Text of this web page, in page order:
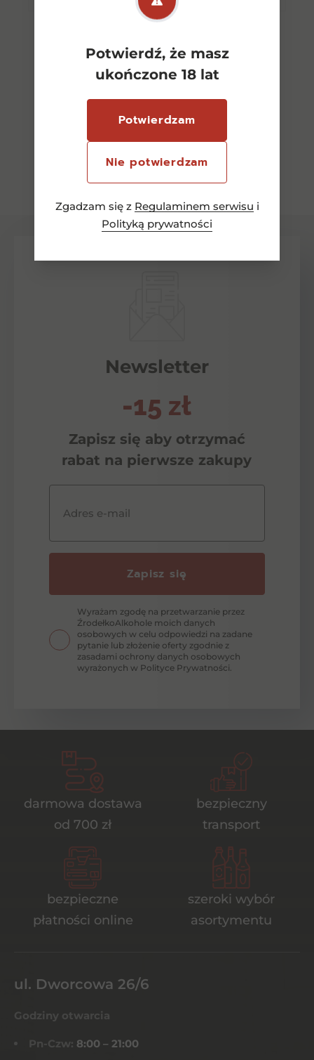
Potwierdź, że masz
ukończone 18 lat
Potwierdzam
Nie potwierdzam
Zgadzam się z Regulaminem serwisu i
Polityką prywatności
Zobacz wszystkie
Newsletter
-15 zł
Zapisz się aby otrzymać
rabat na pierwsze zakupy
Adres e-mail
Zapisz się
Wyrażam zgodę na przetwarzanie przez
ŹrodełkoAlkohole moich danych
osobowych w celu odpowiedzi na zadane
pytanie lub złożenie oferty zgodnie z
zasadami ochrony danych osobowych
wyrażonych w Polityce Prywatności.
darmowa dostawa
od 700 zł
bezpieczny
transport
bezpieczne
płatności online
szeroki wybór
asortymentu
ul. Dworcowa 26/6
Godziny otwarcia
Pn-Czw: 8:00 – 21:00